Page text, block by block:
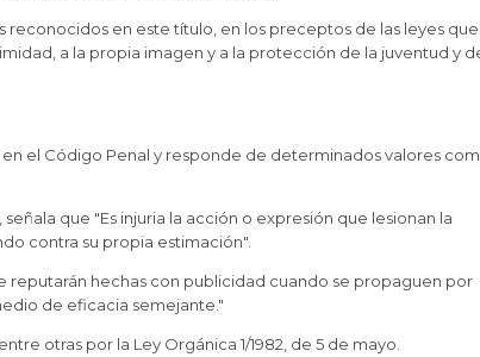
en este título, en los preceptos de las leyes
a la propia imagen y a la protección de la juventud y
el Código Penal y responde de determinados valores
que "Es injuria la acción o expresión que lesionan la
contra su propia estimación".
reputarán hechas con publicidad cuando se propaguen por
de eficacia semejante."
otras por la Ley Orgánica 1/1982, de 5 de mayo.